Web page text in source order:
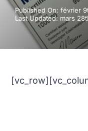
Published On: février
Last Updated: mars